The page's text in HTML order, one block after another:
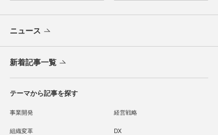
ニュース
新着記事一覧
テーマから記事を探す
事業開発 経営戦略
組織変革 DX